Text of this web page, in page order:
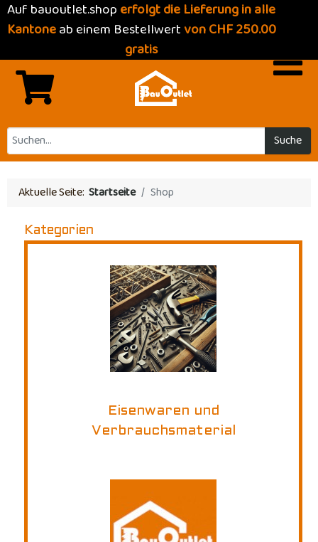
Auf bauoutlet.shoperfolgt die Lieferung in alle
Kantoneab einem Bestellwertvon CHF 250.00
gratis
Suche
Aktuelle Seite: Startseite Shop
Kategorien
Eisenwaren und
Verbrauchsmaterial